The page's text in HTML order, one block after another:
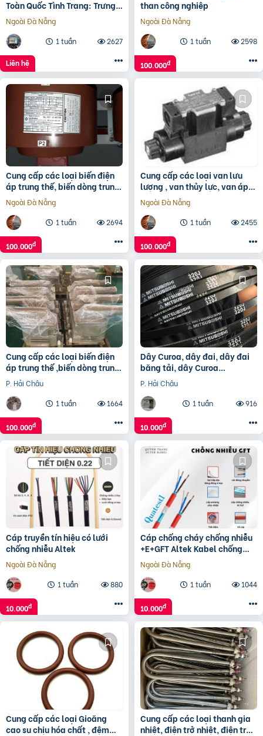
Toàn Quốc Tình Trạng: Trưng
Bày Trầy Xước ( Thu Hồi Vốn )
Ngoài Đà Nẵng
1 tuần
2627
Liên hệ
than công nghiệp
Ngoài Đà Nẵng
1 tuần
2598
100.000đ
Cung cấp các loại biến điện
áp trung thế, biến dòng trung
thế, tụ bù trung thế
Ngoài Đà Nẵng
1 tuần
2694
100.000đ
Cung cấp các loại van lưu
lượng , van thủy lực, van áp
lực, van điều khí, van giảm
áp, van cân bằng
Ngoài Đà Nẵng
1 tuần
2455
100.000đ
Cung cấp các loại biến điện
áp trung thế ,biến dòng trung
thế, tụ bù trung thế
P. Hải Châu
1 tuần
1664
100.000đ
Dây Curoa, dây đai, dây đai
băng tải, dây Curoa
Megadyne
P. Hải Châu
1 tuần
916
10.000đ
Cáp truyền tín hiệu có lưới
chống nhiễu Altek
Ngoài Đà Nẵng
1 tuần
880
10.000đ
Cáp chống cháy chống nhiễu
+E+GFT Altek Kabel chống
cháy trong nhiệt độ cao
Ngoài Đà Nẵng
1 tuần
1044
10.000đ
Cung cấp các loại Gioăng
cao su chịu hóa chất , đệm
Cung cấp các loại thanh gia
nhiệt, điện trở nhiệt, điện trở